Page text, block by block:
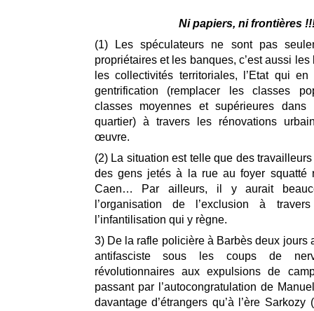
Ni papiers, ni frontières
(1) Les spéculateurs ne sont pas
propriétaires et les banques, c’est aussi
les collectivités territoriales, l’Etat qui
gentrification (remplacer les classes
classes moyennes et supérieures
quartier) à travers les rénovations
œuvre.
(2) La situation est telle que des
des gens jetés à la rue au foyer squatté
Caen… Par ailleurs, il y aurait
l’organisation de l’exclusion à
l’infantilisation qui y règne.
3) De la rafle policière à Barbès deux jours
antifasciste sous les coups de
révolutionnaires aux expulsions de
passant par l’autocongratulation de
davantage d’étrangers qu’à l’ère